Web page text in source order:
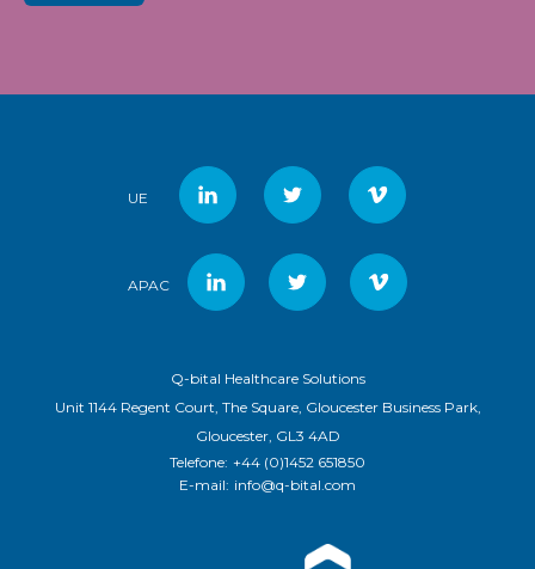
UE
APAC
Q-bital Healthcare Solutions
Unit 1144 Regent Court, The Square, Gloucester Business Park,
Gloucester, GL3 4AD
Telefone: +44 (0)1452 651850
E-mail: info@q-bital.com